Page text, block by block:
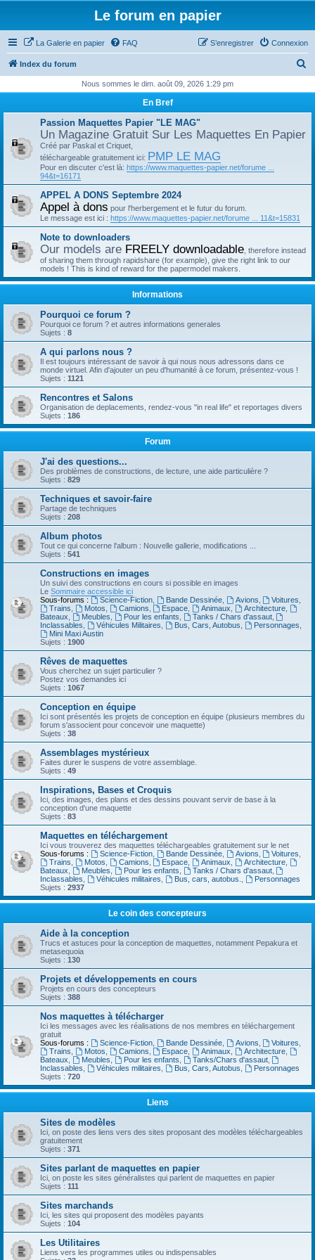
Le forum en papier
La Galerie en papier FAQ Connexion
S’enregistrer
Index du forum
h
Nous sommes le dim. août 09, 2026 1:29 pm
En Bref
Passion Maquettes Papier "LE MAG"
Un Magazine Gratuit Sur Les Maquettes En Papier
Créé par Paskal et Criquet,
téléchargeable gratuitement ici: PMP LE MAG
Pour en discuter c'est là: https://www.maquettes-papier.net/forume ...
94&t=16171
APPEL A DONS Septembre 2024
Appel à dons pour l'herbergement et le futur du forum.
Le message est ici : https://www.maquettes-papier.net/forume ... 11&t=15831
Note to downloaders
Our models are FREELY downloadable , therefore instead
of sharing them through rapidshare (for example), give the right link to our
models ! This is kind of reward for the papermodel makers.
Informations
Pourquoi ce forum ?
Pourquoi ce forum ? et autres informations generales
Sujets : 8
A qui parlons nous ?
Il est toujours intéressant de savoir à qui nous nous adressons dans ce
monde virtuel. Afin d'ajouter un peu d'humanité à ce forum, présentez-vous !
Sujets : 1121
Rencontres et Salons
Organisation de deplacements, rendez-vous "in real life" et reportages divers
Sujets : 186
Forum
J'ai des questions...
Des problèmes de constructions, de lecture, une aide particulière ?
Sujets : 829
Techniques et savoir-faire
Partage de techniques
Sujets : 208
Album photos
Tout ce qui concerne l'album : Nouvelle gallerie, modifications ...
Sujets : 541
Constructions en images
Un suivi des constructions en cours si possible en images
Le Sommaire accessible ici
Sous-forums :
Science-Fiction, Bande Dessinée, Avions Voitures
Trains
Motos Camions Espace Animaux Architecture
Bateaux
Meubles Pour les enfants Tanks / Chars d'assaut,
Inclassables
Véhicules Militaires Bus, Cars, Autobus Personnages
Mini Maxi Austin
Sujets : 1900
Rêves de maquettes
Vous cherchez un sujet particulier ?
Postez vos demandes ici
Sujets : 1067
Conception en équipe
Ici sont présentés les projets de conception en équipe (plusieurs membres du
forum s'associent pour concevoir une maquette)
Sujets : 38
Assemblages mystérieux
Faites durer le suspens de votre assemblage.
Sujets : 49
Inspirations, Bases et Croquis
Ici, des images, des plans et des dessins pouvant servir de base à la
conception d'une maquette
Sujets : 83
Maquettes en téléchargement
Ici vous trouverez des maquettes téléchargeables gratuitement sur le net
Sous-forums :
Science-Fiction, Bande Dessinée, Avions Voitures
Trains
Motos Camions Espace Animaux Architecture
Bateaux
Meubles Pour les enfants Tanks / Chars d'assaut,
Inclassables
Véhicules militaires Bus, cars, autobus.
Personnages
Sujets : 2937
Le coin des concepteurs
Aide à la conception
Trucs et astuces pour la conception de maquettes, notamment Pepakura et
metasequoia
Sujets : 130
Projets et développements en cours
Projets en cours des concepteurs
Sujets : 388
Nos maquettes à télécharger
Ici les messages avec les réalisations de nos membres en téléchargement
gratuit
Sous-forums :
Science-Fiction, Bande Dessinée, Avions Voitures
Trains
Motos Camions Espace Animaux Architecture
Bateaux
Meubles Pour les enfants Tanks/Chars d'assaut,
Inclassables
Véhicules militaires Bus, Cars, Autobus
Personnages
Sujets : 720
Liens
Sites de modèles
Ici, on poste des liens vers des sites proposant des modèles téléchargeables
gratuitement
Sujets : 371
Sites parlant de maquettes en papier
Ici, on poste les sites généralistes qui parlent de maquettes en papier
Sujets : 111
Sites marchands
Ici, les sites qui proposent des modèles payants
Sujets : 104
Les Utilitaires
Liens vers les programmes utiles ou indispensables